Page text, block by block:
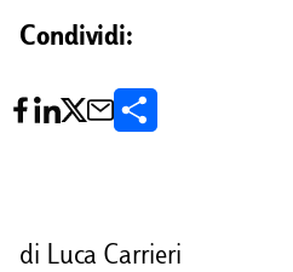
Condividi:
di Luca Carrieri